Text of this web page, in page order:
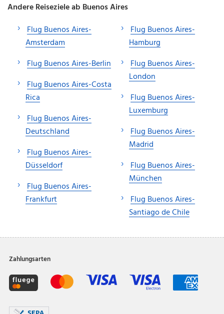
Andere Reiseziele ab Buenos Aires
Flug Buenos Aires-
Amsterdam
Flug Buenos Aires-Berlin
Flug Buenos Aires-Costa
Rica
Flug Buenos Aires-
Deutschland
Flug Buenos Aires-
Düsseldorf
Flug Buenos Aires-
Frankfurt
Flug Buenos Aires-
Hamburg
Flug Buenos Aires-
London
Flug Buenos Aires-
Luxemburg
Flug Buenos Aires-
Madrid
Flug Buenos Aires-
München
Flug Buenos Aires-
Santiago de Chile